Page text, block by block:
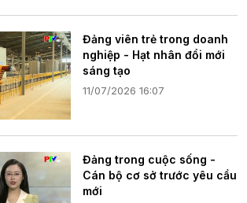
Đảng viên trẻ trong doanh
nghiệp - Hạt nhân đổi mới
sáng tạo
11/07/2026 16:07
Đảng trong cuộc sống -
Cán bộ cơ sở trước yêu cầu
mới